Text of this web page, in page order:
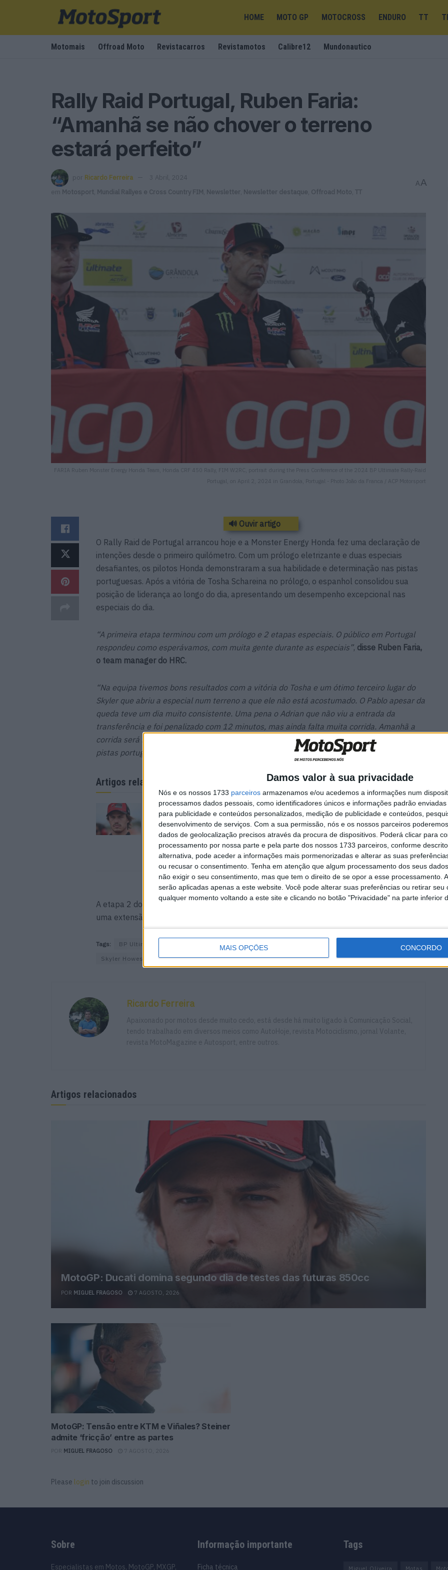
Damos valor à sua privacidade
Nós e os nossos 1733 parceiros armazenamos e/ou acedemos a informações num
processamos dados pessoais, como identificadores únicos e informações padrão
para publicidade e conteúdos personalizados, medição de publicidade e conteúdos,
desenvolvimento de serviços. Com a sua permissão, nós e os nossos parceiros
dados de geolocalização precisos através da procura de dispositivos. Poderá clicar para
processamento por nossa parte e pela parte dos nossos 1733 parceiros, conforme
alternativa, pode aceder a informações mais pormenorizadas e alterar as suas
ou recusar o consentimento. Tenha em atenção que algum processamento dos seus
não exigir o seu consentimento, mas que tem o direito de se opor a esse processamento.
serão aplicadas apenas a este website. Você pode alterar suas preferências ou retirar seu
qualquer momento voltando a este site e clicando no botão "Privacidade" na parte inferior
MAIS OPÇÕES CONCORDO
HOME MOTO GP MOTOCROSS ENDURO TT
Motomais Offroad Moto Revistacarros Revistamotos Calibre12 Mundonautico
Rally Raid Portugal, Ruben Faria:
“Amanhã se não chover o terreno
estará perfeito”
por Ricardo Ferreira
3 Abril, 2024
em
Motosport Mundial Rallyes e Cross Country FIM Newsletter Newsletter destaque Offroad Moto TT
AA
FARIA Ruben Monster Energy Honda Team, Honda CRF 450 Rally, FIM W2RC, portrait during the Press Conference of the 2024 BP Ultimate Rally-Raid
Portugal, on April 2, 2024 in Grandola, Portugal - Photo João da Franca / ACP Motorsport
🔊 Ouvir artigo
O Rally Raid de Portugal arrancou hoje e a Monster Energy Honda fez uma declaração de
intenções desde o primeiro quilómetro. Com um prólogo eletrizante e duas especiais
desafiantes, os pilotos Honda demonstraram a sua habilidade e determinação nas pistas
portuguesas. Após a vitória de Tosha Schareina no prólogo, o espanhol consolidou sua
posição de liderança ao longo do dia, apresentando um desempenho excepcional nas
especiais do dia.
“A primeira etapa terminou com um prólogo e 2 etapas especiais. O público em Portugal
respondeu como esperávamos, com muita gente durante as especiais”, disse Ruben Faria,
o team manager do HRC.
“Na equipa tivemos bons resultados com a vitória do Tosha e um ótimo terceiro lugar do
Skyler que abriu a especial num terreno a que ele não está acostumado. O Pablo apesar da
queda teve um dia muito consistente. Uma pena o Adrian que não viu a entrada da
transferência e foi penalizado com 12 minutos, mas ainda falta muita corrida. Amanhã a
corrida será na mesma zona e se não chover o terreno estará perfeito para desfrutar das
pistas portuguesas.”
Concluiu o team manager do HRC.
Artigos relacionados
MotoGP: Ducati domina
segundo dia de testes das
futuras 850cc
7 AGOSTO, 2026
MotoGP: Tensão entre KTM e
Viñales? Steiner admite
‘fricção’ entre as partes
7 AGOSTO, 2026
A etapa 2 do Rally Raid Portugal tem lugar esta quinta-feira em torno de Grândola com
uma extensão de 166 km disputados ao cronómetro.
Tags: BP Ultimate Rally Raid Portugal Etapa 1
Skyler Howes
Tosha Schareina
Ricardo Ferreira
Apaixonado por motos desde muito cedo, está desde há muito ligado à Comunicação Social,
tendo trabalhado em diversos meios como AutoHoje, revista Motociclismo, jornal Volante,
revista MotoMagazine e Autosport, entre outros.
Artigos relacionados
MotoGP: Ducati domina segundo dia de testes das futuras 850cc
POR MIGUEL FRAGOSO 7 AGOSTO, 2026
MotoGP: Tensão entre KTM e Viñales? Steiner
admite ‘fricção’ entre as partes
MIGUEL FRAGOSO 7 AGOSTO, 2026
Please login to join discussion
Sobre
Especialistas em Motos, MotoGP, MXGP,
Informação importante
Ficha técnica
Tags
Miguel Oliveira Motas